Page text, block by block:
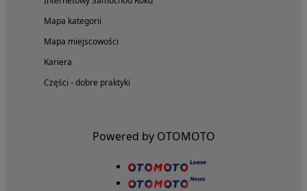
Mapa kategorii
Mapa miejscowości
Kariera
Części - dobre praktyki
Powered by OTOMOTO